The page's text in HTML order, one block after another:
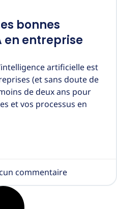
bonnes
en entreprise
artificielle est
(et sans doute de
de deux ans pour
et vos processus en
commentaire